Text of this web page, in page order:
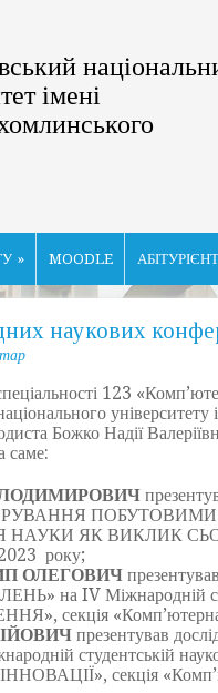
імені
» MOODLE
наукових
123
Божко Надії
саме:
ПОБУТОВИМИ
ЯК ВИКЛИК
року;
ОЛЕГОВИЧ
на IV Міжнародній
секція «Комп’ютерна
презентував
студентській
секція